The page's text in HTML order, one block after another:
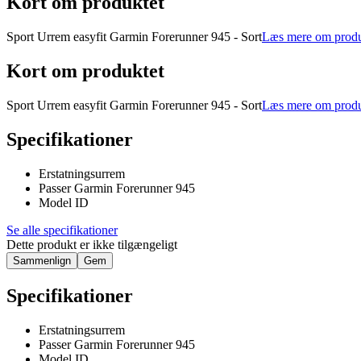
Sport Urrem easyfit Garmin Forerunner 945 - SortLæs mere om
Kort om produktet
Sport Urrem easyfit Garmin Forerunner 945 - SortLæs mere om
Specifikationer
Erstatningsurrem
Passer Garmin Forerunner 945
Model ID
Se alle specifikationer
Dette produkt er ikke tilgængeligt
Sammenlign Gem
Specifikationer
Erstatningsurrem
Passer Garmin Forerunner 945